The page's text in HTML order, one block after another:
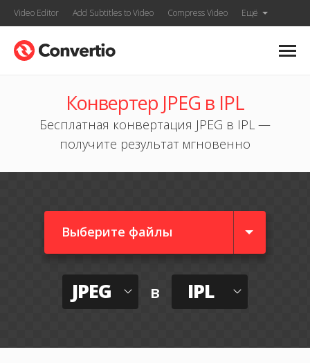
Video Editor Add Subtitles to Video Compress Video Ещё
Конвертер JPEG в IPL
Бесплатная конвертация JPEG в IPL —
получите результат мгновенно
Выберите файлы
JPEG в IPL